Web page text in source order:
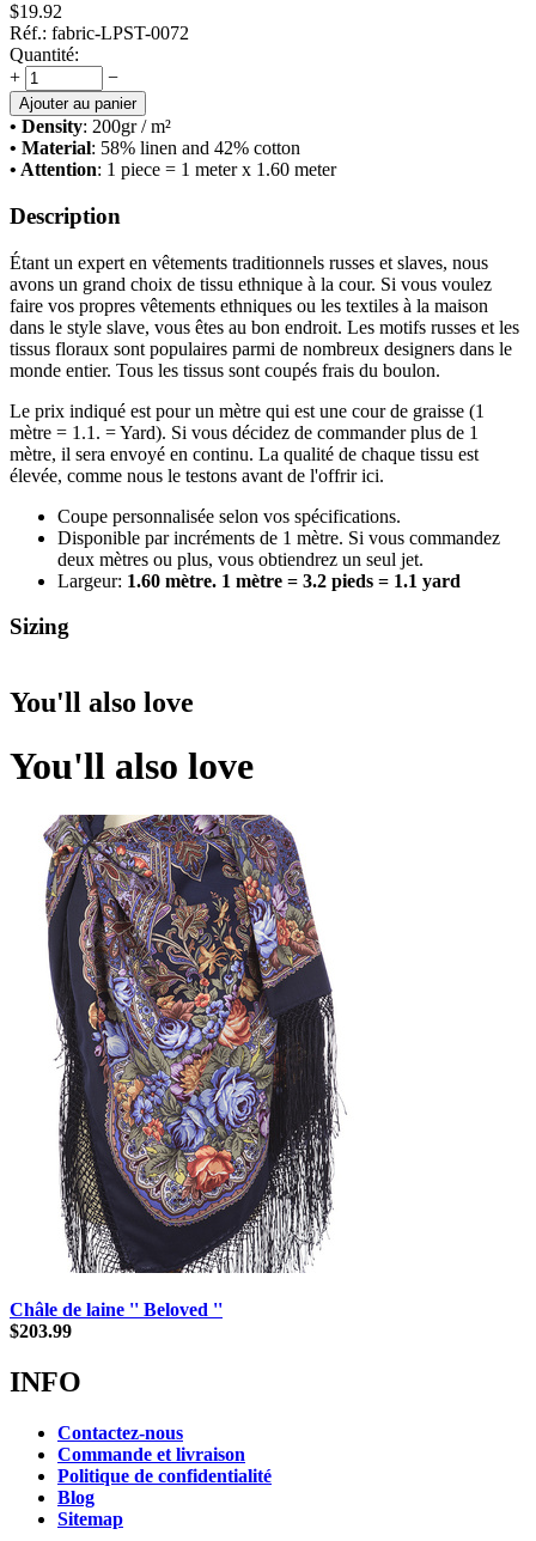
$19.92
Réf.: fabric-LPST-0072
Quantité:
+
−
Ajouter au panier
• Density: 200gr / m²
• Material: 58% linen and 42% cotton
• Attention: 1 piece = 1 meter x 1.60 meter
Description
Étant un expert en vêtements traditionnels russes et slaves, nous
avons un grand choix de tissu ethnique à la cour. Si vous voulez
faire vos propres vêtements ethniques ou les textiles à la maison
dans le style slave, vous êtes au bon endroit. Les motifs russes et les
tissus floraux sont populaires parmi de nombreux designers dans le
monde entier. Tous les tissus sont coupés frais du boulon.
Le prix indiqué est pour un mètre qui est une cour de graisse (1
mètre = 1.1. = Yard). Si vous décidez de commander plus de 1
mètre, il sera envoyé en continu. La qualité de chaque tissu est
élevée, comme nous le testons avant de l'offrir ici.
Coupe personnalisée selon vos spécifications.
Disponible par incréments de 1 mètre. Si vous commandez
deux mètres ou plus, vous obtiendrez un seul jet.
Largeur: 1.60 mètre. 1 mètre = 3.2 pieds = 1.1 yard
Sizing
You'll also love
You'll also love
Châle de laine '' Beloved ''
$203.99
INFO
Contactez-nous
Commande et livraison
Politique de confidentialité
Blog
Sitemap